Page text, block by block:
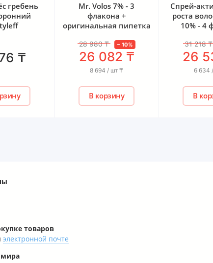
Mr. Volos 7% - 3
флакона +
оригинальная пипетка
–10%
26 082₸
Спрей-активатор для
роста волос Minofast
10% - 4 флакона
–15%
26 536₸
товаров
электронной почте
мира